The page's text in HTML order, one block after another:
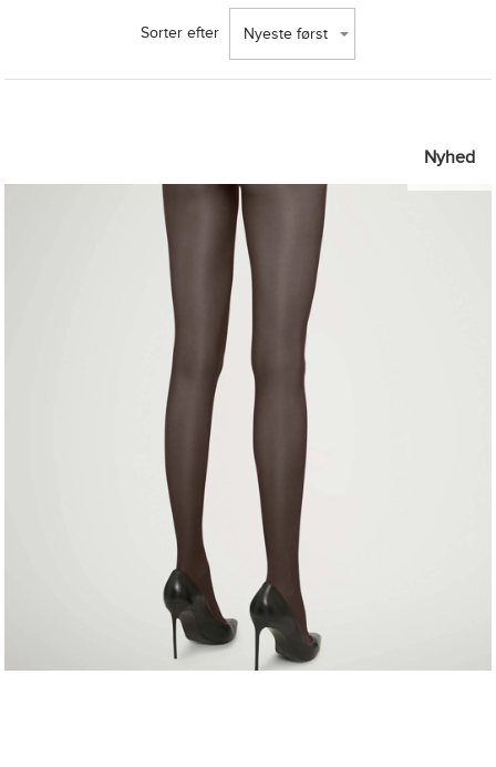
Sorter efter Nyeste først
Nyhed